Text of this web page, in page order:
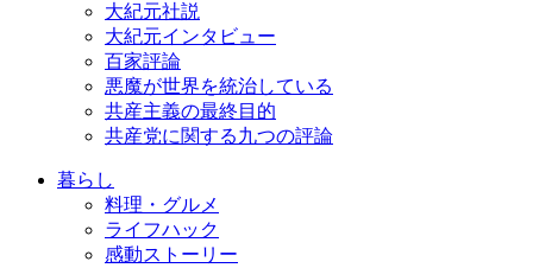
大紀元社説
大紀元インタビュー
百家評論
悪魔が世界を統治している
共産主義の最終目的
共産党に関する九つの評論
暮らし
料理・グルメ
ライフハック
感動ストーリー